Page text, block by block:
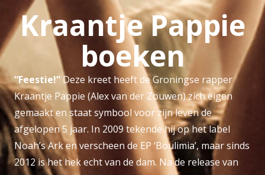
Kraantje Pappie
boeken
“Feestie!” Deze kreet heeft de Groningse rapper
Kraantje Pappie (Alex van der Zouwen) zich eigen
gemaakt en staat symbool voor zijn leven de
afgelopen 5 jaar. In 2009 tekende hij op het label
Noah’s Ark en verscheen de EP ‘Boulimia’, maar sinds
2012 is het hek echt van de dam. Na de release van